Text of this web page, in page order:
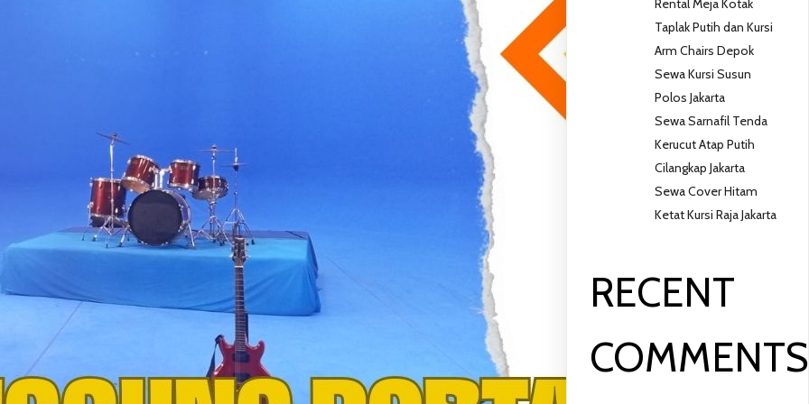
Rental Meja Kotak
Taplak Putih dan Kursi
Arm Chairs Depok
Sewa Kursi Susun
Polos Jakarta
Sewa Sarnafil Tenda
Kerucut Atap Putih
Cilangkap Jakarta
Sewa Cover Hitam
Ketat Kursi Raja Jakarta
RECENT
COMMENTS